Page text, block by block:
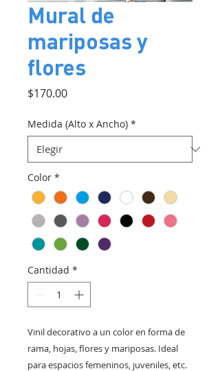
Mural de
mariposas y
flores
$170.00Precio
Medida (Alto x Ancho) *
Color *
Cantidad *
Vinil decorativo a un color en forma de
rama, hojas, flores y mariposas. Ideal
para espacios femeninos, juveniles, etc.